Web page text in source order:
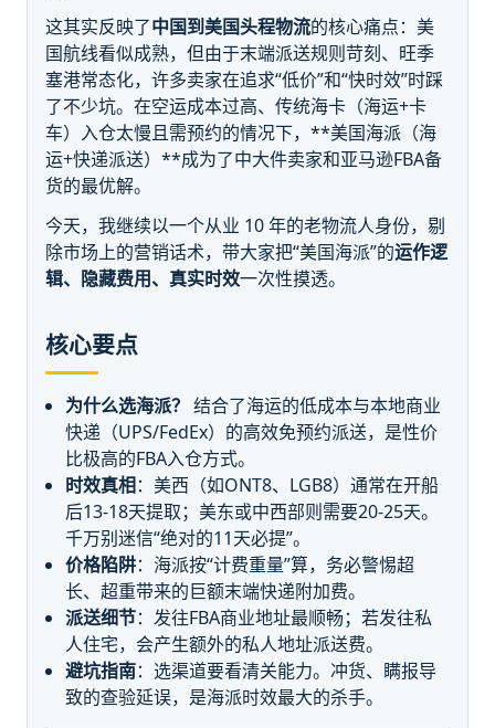
这其实反映了中国到美国头程物流的核心痛点：美
国航线看似成熟，但由于末端派送规则苛刻、旺季
塞港常态化，许多卖家在追求“低价”和“快时效”时踩
了不少坑。在空运成本过高、传统海卡（海运+卡
车）入仓太慢且需预约的情况下，**美国海派（海
运+快递派送）**成为了中大件卖家和亚马逊FBA备
货的最优解。
今天，我继续以一个从业 10 年的老物流人身份，剔
除市场上的营销话术，带大家把“美国海派”的运作逻
辑、隐藏费用、真实时效一次性摸透。
核心要点
为什么选海派？ 结合了海运的低成本与本地商业
快递（UPS/FedEx）的高效免预约派送，是性价
比极高的FBA入仓方式。
时效真相：美西（如ONT8、LGB8）通常在开船
后13-18天提取；美东或中西部则需要20-25天。
千万别迷信“绝对的11天必提”。
价格陷阱：海派按“计费重量”算，务必警惕超
长、超重带来的巨额末端快递附加费。
派送细节：发往FBA商业地址最顺畅；若发往私
人住宅，会产生额外的私人地址派送费。
避坑指南：选渠道要看清关能力。冲货、瞒报导
致的查验延误，是海派时效最大的杀手。